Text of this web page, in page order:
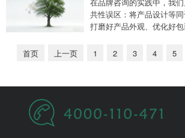
共性误区：将产品设计等
打磨好产品外观、优化好
现实往往事与愿违——有
首页 上一页 1 2 3 4 5